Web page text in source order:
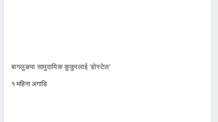
बागलुङमा सामुदायिक कुकुरलाई ‘होस्टेल’
१ महिना अगाडि